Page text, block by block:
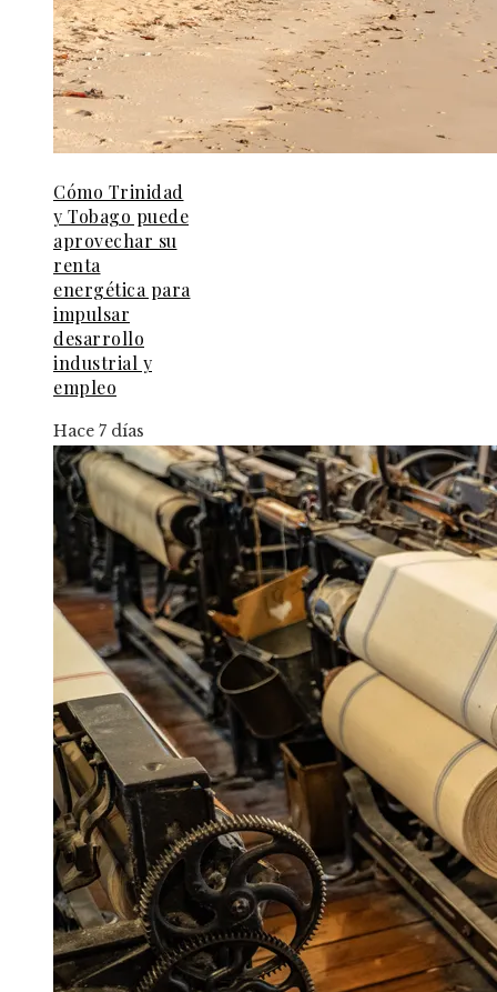
Cómo Trinidad
y Tobago puede
aprovechar su
renta
energética para
impulsar
desarrollo
industrial y
empleo
Hace 7 días